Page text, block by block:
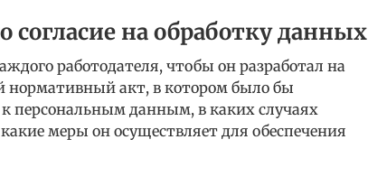
согласие на обработку данных
работодателя, чтобы он разработал на
нормативный акт, в котором было бы
персональным данным, в каких случаях
меры он осуществляет для обеспечения